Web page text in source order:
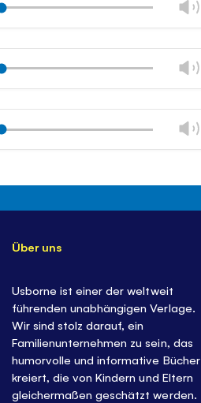
Über uns
Usborne ist einer der weltweit
führenden unabhängigen Verlage.
Wir sind stolz darauf, ein
Familienunternehmen zu sein, das
humorvolle und informative Bücher
kreiert, die von Kindern und Eltern
gleichermaßen geschätzt werden.